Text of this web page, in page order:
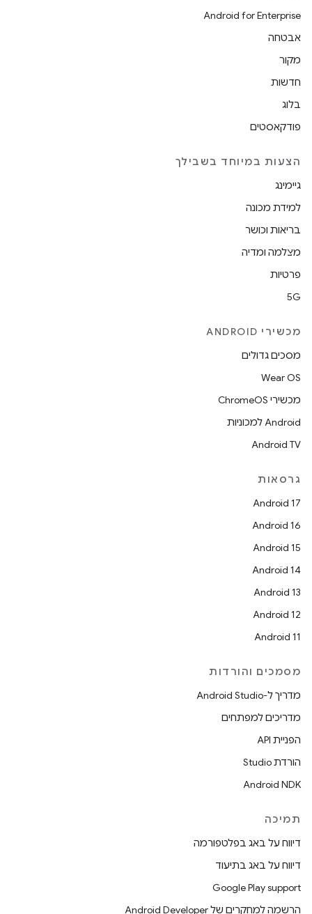
Android for Enterprise
אבטחה
מקור
חדשות
בלוג
פודקאסטים
הצעות במיוחד בשבילך
גיימינג
למידת מכונה
בריאות וכושר
מצלמה ומדיה
פרטיות
5G
מכשירי ANDROID
מסכים גדולים
Wear OS
מכשירי ChromeOS
Android למכוניות
Android TV
גרסאות
Android 17
Android 16
Android 15
Android 14
Android 13
Android 12
Android 11
מסמכים והורדות
מדריך ל-Android Studio
מדריכים למפתחים
הפניית API
הורדת Studio
Android NDK
תמיכה
דיווח על באג בפלטפורמה
דיווח על באג בתיעוד
Google Play support
הרשמה למחקרים של Android Developer